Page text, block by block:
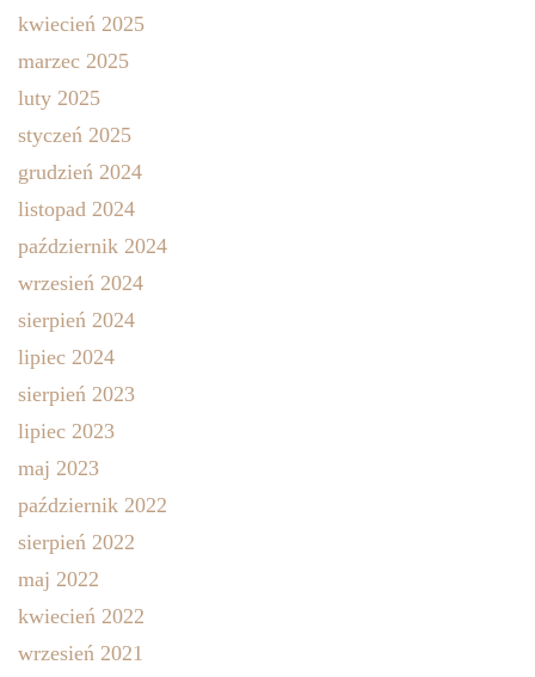
kwiecień 2025
marzec 2025
luty 2025
styczeń 2025
grudzień 2024
listopad 2024
październik 2024
wrzesień 2024
sierpień 2024
lipiec 2024
sierpień 2023
lipiec 2023
maj 2023
październik 2022
sierpień 2022
maj 2022
kwiecień 2022
wrzesień 2021